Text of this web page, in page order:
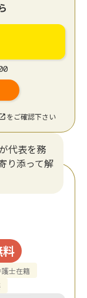
をご確認下さい
代表を務
り添って解
護士在籍